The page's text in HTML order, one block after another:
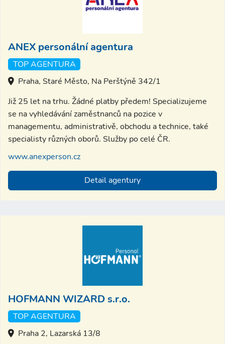
ANEX personální agentura
TOP AGENTURA
Praha, Staré Město, Na Perštýně 342/1
Již 25 let na trhu. Žádné platby předem! Specializujeme
se na vyhledávání zaměstnanců na pozice v
managementu, administrativě, obchodu a technice, také
specialisty různých oborů. Služby po celé ČR.
www.anexperson.cz
Detail agentury
HOFMANN WIZARD s.r.o.
TOP AGENTURA
Praha 2, Lazarská 13/8